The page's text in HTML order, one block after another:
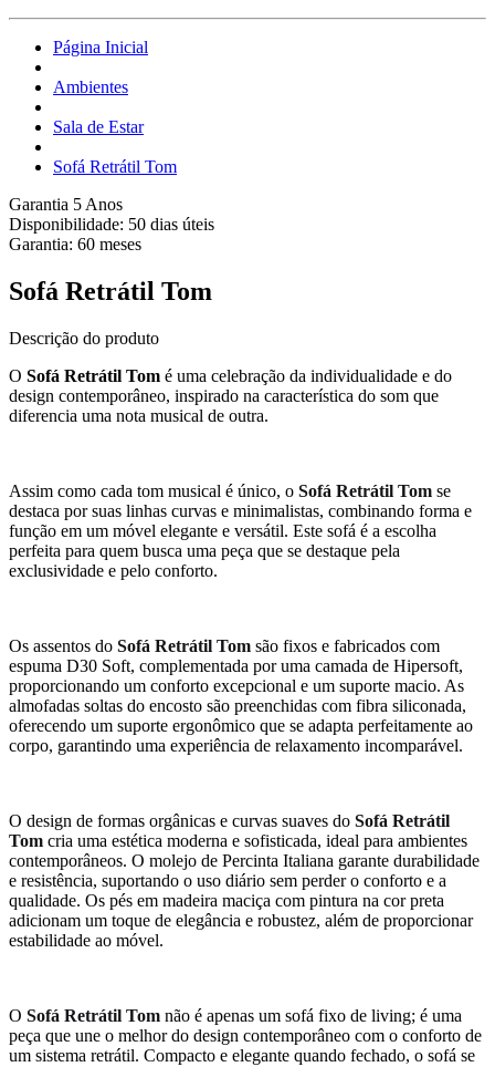
Página Inicial
Ambientes
Sala de Estar
Sofá Retrátil Tom
Garantia 5 Anos
Disponibilidade: 50 dias úteis
Garantia: 60 meses
Sofá Retrátil Tom
Descrição do produto
O Sofá Retrátil Tom é uma celebração da individualidade e do
design contemporâneo, inspirado na característica do som que
diferencia uma nota musical de outra.
Assim como cada tom musical é único, o Sofá Retrátil Tom se
destaca por suas linhas curvas e minimalistas, combinando forma e
função em um móvel elegante e versátil. Este sofá é a escolha
perfeita para quem busca uma peça que se destaque pela
exclusividade e pelo conforto.
Os assentos do Sofá Retrátil Tom são fixos e fabricados com
espuma D30 Soft, complementada por uma camada de Hipersoft,
proporcionando um conforto excepcional e um suporte macio. As
almofadas soltas do encosto são preenchidas com fibra siliconada,
oferecendo um suporte ergonômico que se adapta perfeitamente ao
corpo, garantindo uma experiência de relaxamento incomparável.
O design de formas orgânicas e curvas suaves do Sofá Retrátil
Tom cria uma estética moderna e sofisticada, ideal para ambientes
contemporâneos. O molejo de Percinta Italiana garante durabilidade
e resistência, suportando o uso diário sem perder o conforto e a
qualidade. Os pés em madeira maciça com pintura na cor preta
adicionam um toque de elegância e robustez, além de proporcionar
estabilidade ao móvel.
O Sofá Retrátil Tom não é apenas um sofá fixo de living; é uma
peça que une o melhor do design contemporâneo com o conforto de
um sistema retrátil. Compacto e elegante quando fechado, o sofá se